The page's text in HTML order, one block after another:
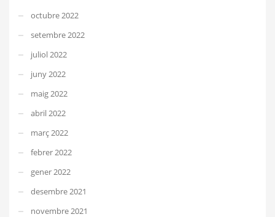
octubre 2022
setembre 2022
juliol 2022
juny 2022
maig 2022
abril 2022
març 2022
febrer 2022
gener 2022
desembre 2021
novembre 2021